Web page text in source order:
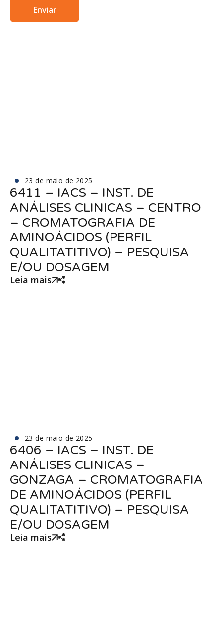
23 de maio de 2025
6411 – IACS – INST. DE
ANÁLISES CLINICAS – CENTRO
– CROMATOGRAFIA DE
AMINOÁCIDOS (PERFIL
QUALITATITIVO) – PESQUISA
E/OU DOSAGEM
Leia mais
23 de maio de 2025
6406 – IACS – INST. DE
ANÁLISES CLINICAS –
GONZAGA – CROMATOGRAFIA
DE AMINOÁCIDOS (PERFIL
QUALITATITIVO) – PESQUISA
E/OU DOSAGEM
Leia mais